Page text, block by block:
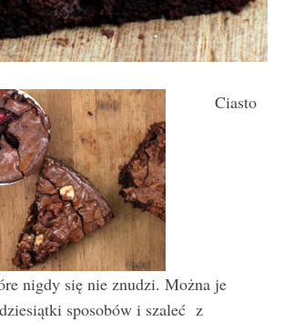
Ciasto
nigdy się nie znudzi. Można je
sposobów i szaleć z